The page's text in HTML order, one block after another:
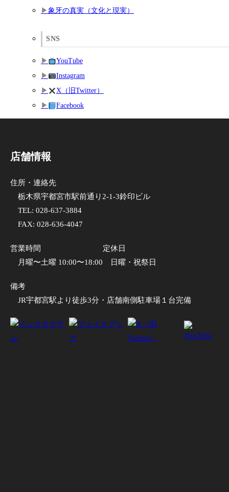
象牙の真実（文化と現実）
SNS
YouTube
Instagram
X（旧Twitter）
Facebook
店舗情報
住所・連絡先
栃木県宇都宮市駅前通り2-1-3鈴印ビル
TEL: 028-637-3884
FAX: 028-636-4047
営業時間
月曜〜土曜 10:00〜18:00
定休日
日曜・祝祭日
備考
JR宇都宮駅より徒歩3分・店舗南側駐車場１台完備